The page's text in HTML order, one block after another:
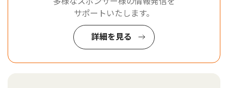
サポートいたします。
詳細を見る